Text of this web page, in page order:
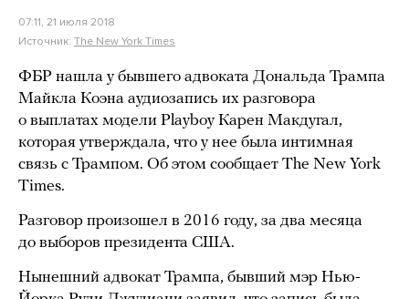
07:11, 21 июля 2018
Источник: The New York Times
ФБР нашла у бывшего адвоката Дональда Трампа
Майкла Коэна аудиозапись их разговора
о выплатах модели Playboy Карен Макдугал,
которая утверждала, что у нее была интимная
связь с Трампом. Об этом сообщает The New York
Times.
Разговор произошел в 2016 году, за два месяца
до выборов президента США.
Нынешний адвокат Трампа, бывший мэр Нью-